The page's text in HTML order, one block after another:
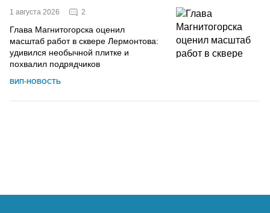
1 августа 2026 2
Глава Магнитогорска оценил
масштаб работ в сквере Лермонтова:
удивился необычной плитке и
похвалил подрядчиков
ВИП-НОВОСТЬ